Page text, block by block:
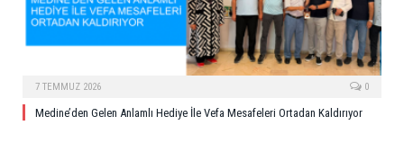
7 TEMMUZ 2026 0
Medine’den Gelen Anlamlı Hediye İle Vefa Mesafeleri Ortadan Kaldırıyor